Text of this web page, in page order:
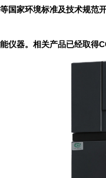
等国家环境标准及技术规范
能仪器。相关产品已经取得